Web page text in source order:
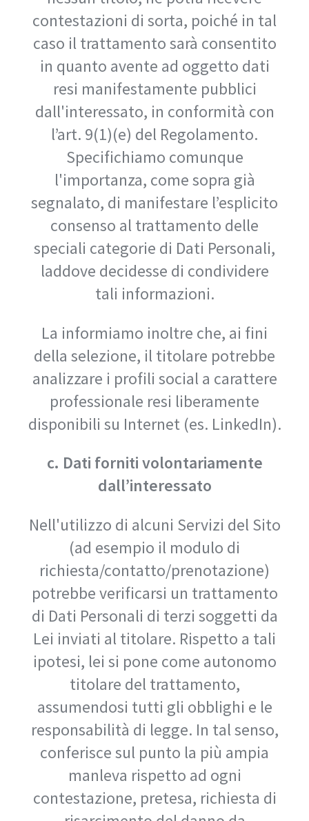
contestazioni di sorta, poiché in tal
caso il trattamento sarà consentito
in quanto avente ad oggetto dati
resi manifestamente pubblici
dall'interessato, in conformità con
l’art. 9(1)(e) del Regolamento.
Specifichiamo comunque
l'importanza, come sopra già
segnalato, di manifestare l’esplicito
consenso al trattamento delle
speciali categorie di Dati Personali,
laddove decidesse di condividere
tali informazioni.
La informiamo inoltre che, ai fini
della selezione, il titolare potrebbe
analizzare i profili social a carattere
professionale resi liberamente
disponibili su Internet (es. LinkedIn).
c. Dati forniti volontariamente
dall’interessato
Nell'utilizzo di alcuni Servizi del Sito
(ad esempio il modulo di
richiesta/contatto/prenotazione)
potrebbe verificarsi un trattamento
di Dati Personali di terzi soggetti da
Lei inviati al titolare. Rispetto a tali
ipotesi, lei si pone come autonomo
titolare del trattamento,
assumendosi tutti gli obblighi e le
responsabilità di legge. In tal senso,
conferisce sul punto la più ampia
manleva rispetto ad ogni
contestazione, pretesa, richiesta di